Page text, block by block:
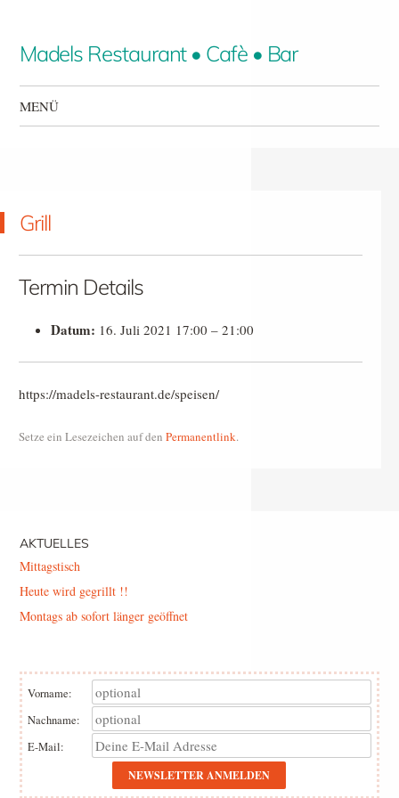
Madels Restaurant • Cafè • Bar
MENÜ
Grill
Termin Details
Datum: 16. Juli 2021 17:00 – 21:00
https://madels-restaurant.de/speisen/
Setze ein Lesezeichen auf den Permanentlink.
AKTUELLES
Mittagstisch
Heute wird gegrillt !!
Montags ab sofort länger geöffnet
Vorname:
Nachname:
E-Mail: